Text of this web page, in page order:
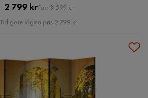
Pris
2 799 krOriginal
Pris
Förr 3 599 kr
Tidigare lägsta pris 2 799 kr